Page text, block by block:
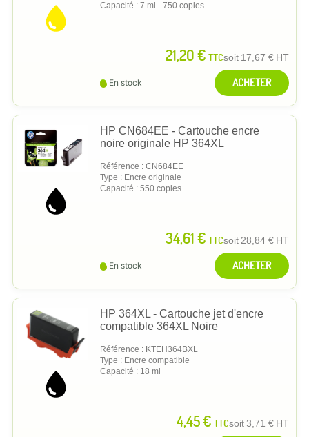
Capacité : 7 ml - 750 copies
21,20 € TTCsoit 17,67 € HT
En stock ACHETER
HP CN684EE - Cartouche encre
noire originale HP 364XL
Référence : CN684EE
Type : Encre originale
Capacité : 550 copies
34,61 € TTCsoit 28,84 € HT
En stock ACHETER
HP 364XL - Cartouche jet d'encre
compatible 364XL Noire
Référence : KTEH364BXL
Type : Encre compatible
Capacité : 18 ml
4,45 € TTCsoit3,71 € HT